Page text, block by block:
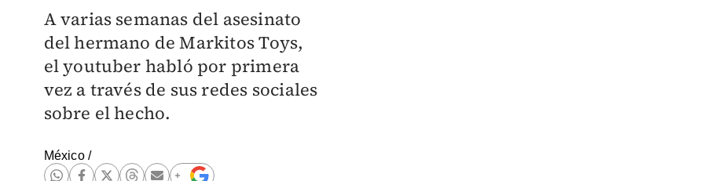
A varias semanas del asesinato
del hermano de Markitos Toys,
el youtuber habló por primera
vez a través de sus redes sociales
sobre el hecho.
México/